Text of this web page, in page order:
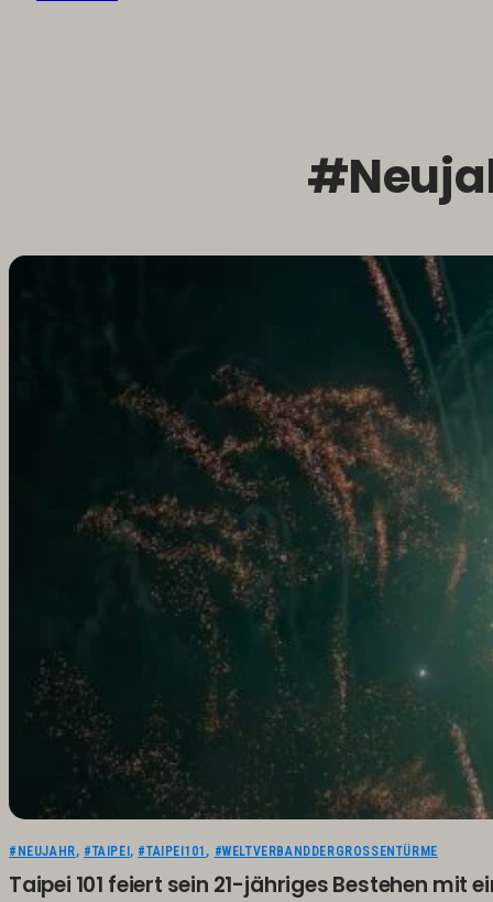
#NEUJAHR, #TAIPEI , #TAIPEI101 , #WELTVERBANDDERGROSSENTÜRME
Taipei 101 feiert sein 21-jähriges Bestehen mit